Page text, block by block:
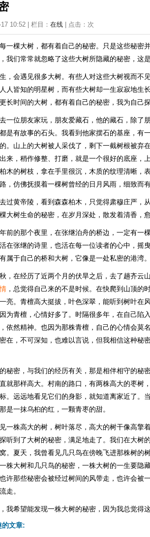
10:52 | 栏目： 在线 | 点击： 次
一棵大树，都有着自己的秘密。只是这些秘密
我们常常就忽略了这些大树所隐藏的秘密，这
，会遇见很多大树。有些人对这些大树视而不
人皆知的明星树，而有些大树却一生寂寂地生
长时间的大树，都有着自己的秘密，我为自己
一位朋友家玩，朋友爱藏石，他的藏石，除了
是有故事的石头。我看到他家摆石的基座，有
。山上的大树被人采伐了，剩下一截树根被弃
来，稍作修整、打磨，就是一个很好的底座，
木的树枝，拿在手里很沉，木质的纹理清晰，
，仿佛抚摸着一棵树曾经的日月风雨，细致而有
过黄帝陵，看到森森柏木，只觉得肃穆庄严，
大树生命的秘密，在岁月深处，散发着清香，愈
前的那个夜里，在张继泊舟的桥边，一定有一
在张继的诗里，也活在每一位读者的心中，摇
属于自己的桥和大树，它像是一处私密的港湾
，在经历了近两个月的伏旱之后，去了趟齐云
，总觉得自己来的不是时候。在快爬到山顶
亮。青檀高大挺拔，叶色深翠，能听到树叶在
为青檀，心情好多了。时隔很多年，在自己陷
依然精神。也因为那株青檀，自己的心情会莫
在，不可深知，也难以言说，但我相信这种秘
秘密，与我们的经历有关，那是相伴相守的秘
就那样高大。村南的路口，有两株高大的枣树
。远远地看见它们的身影，就知道离家近了。
是一抹乌桕的红，一颗青枣的甜。
一株高大的树，树叶落尽，高大的树干像高擎
听到了大树的秘密，满足地走了。我们在大树
。夏天，我曾看见几只鸟在傍晚飞进那株树的
株大树和几只鸟的秘密，一株大树的一生要隐
许那些秘密会被经过树间的风带走，也许会被
走。
我希望能发现一株大树的秘密，因为我总觉得
的文章: